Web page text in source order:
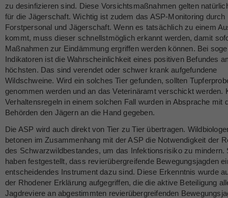
zu desinfizieren sind. Diese Vorsichtsmaßnahmen gelten
für die Jägerschaft. Wichtig ist zudem das ASP-Monitoring durch
Forstpersonal und Jägerschaft. Wenn es tatsächlich zu einem
kommt, muss dieser schnellstmöglich erkannt werden, damit
Maßnahmen zur Eindämmung ergriffen werden können. Bei
Indikatoren ist die Wahrscheinlichkeit eines positiven Befundes
höchsten. Das sind verendet oder schwer krank aufgefundene
Wildschweine. Wird ein solches Tier gefunden, sollten
genommen werden und an das Veterinäramt verschickt werden.
Verhaltensregeln in einem solchen Fall wurden in Absprache mit
Behörden den Jägern an die Hand gegeben.
Die ASP wird auch direkt von Tier zu Tier übertragen.
betonen im Zusammenhang mit der ASP die Notwendigkeit der
des Schwarzwildbestandes, um das Infektionsrisiko zu mindern.
haben festgestellt, dass revierübergreifende Bewegungsjagden
entscheidendes Instrument dazu sind. Diese Erkenntnis wurde
der Rhodener Erklärung aufgegriffen, die die aktive Beteiligung
Jagdreviere an abgestimmten revierübergreifenden